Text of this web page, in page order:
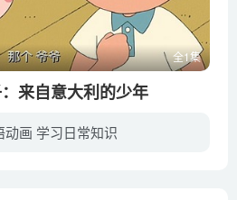
全1集
来自意大利的少年
动画 学习日常知识